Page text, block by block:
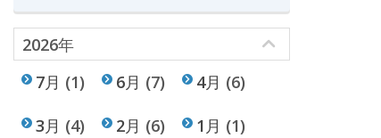
2026年
7月 (1) 6月 (7) 4月 (6)
3月 (4) 2月 (6) 1月 (1)